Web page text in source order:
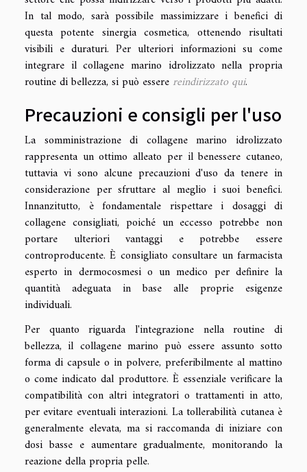
In tal modo, sarà possibile massimizzare i benefici di
questa potente sinergia cosmetica, ottenendo risultati
visibili e duraturi. Per ulteriori informazioni su come
integrare il collagene marino idrolizzato nella propria
routine di bellezza, si può essere reindirizzato qui.
Precauzioni e consigli per l'uso
La somministrazione di collagene marino idrolizzato
rappresenta un ottimo alleato per il benessere cutaneo,
tuttavia vi sono alcune precauzioni d'uso da tenere in
considerazione per sfruttare al meglio i suoi benefici.
Innanzitutto, è fondamentale rispettare i dosaggi di
collagene consigliati, poiché un eccesso potrebbe non
portare ulteriori vantaggi e potrebbe essere
controproducente. È consigliato consultare un farmacista
esperto in dermocosmesi o un medico per definire la
quantità adeguata in base alle proprie esigenze
individuali.
Per quanto riguarda l'integrazione nella routine di
bellezza, il collagene marino può essere assunto sotto
forma di capsule o in polvere, preferibilmente al mattino
o come indicato dal produttore. È essenziale verificare la
compatibilità con altri integratori o trattamenti in atto,
per evitare eventuali interazioni. La tollerabilità cutanea è
generalmente elevata, ma si raccomanda di iniziare con
dosi basse e aumentare gradualmente, monitorando la
reazione della propria pelle.